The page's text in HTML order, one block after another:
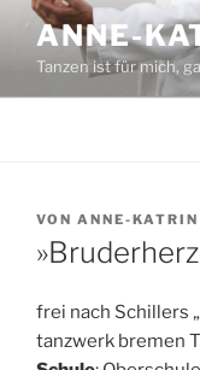
Zum
Inhalt
springen
ANNE-
Tanzen ist für mich,
VERÖFFENTLICHT
AM
VON ANNE-
frei nach Schillers
tanzwerk bremen